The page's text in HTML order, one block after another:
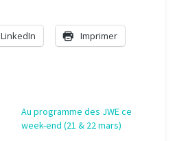
LinkedIn Imprimer
Au programme des JWE ce
week-end (21 & 22 mars)